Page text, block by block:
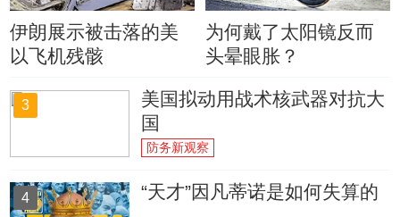
伊朗展示被击落的美
以飞机残骸
为何戴了太阳镜反而
头晕眼胀？
3
美国拟动用战术核武器对抗大
国
防务新观察
4 “天才”因凡蒂诺是如何失算的